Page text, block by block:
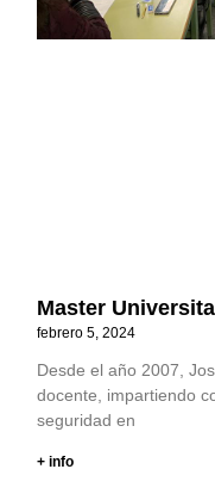
Master
febrero 5, 2024
Desde el año 2007,
docente, impartiendo
seguridad en
+ info